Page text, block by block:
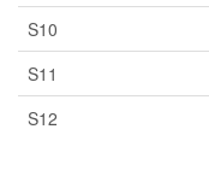
S10
S11
S12